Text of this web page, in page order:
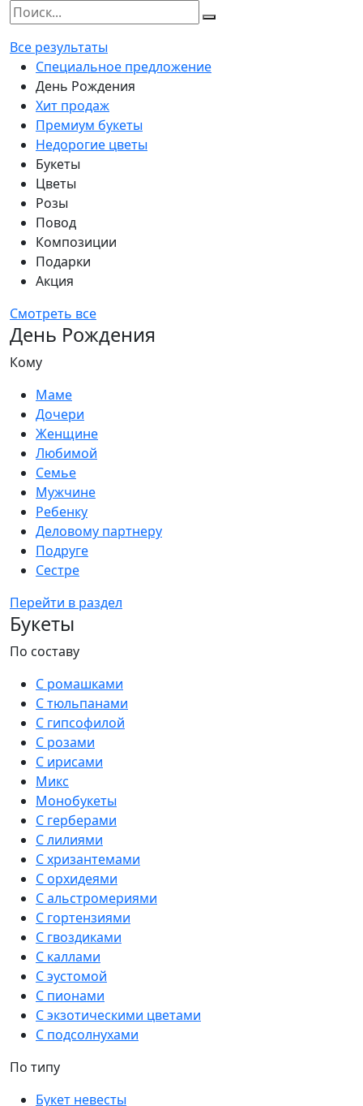
Все результаты
Специальное предложение
День Рождения
Хит продаж
Премиум букеты
Недорогие цветы
Букеты
Цветы
Розы
Повод
Композиции
Подарки
Акция
Смотреть все
День Рождения
Кому
Маме
Дочери
Женщине
Любимой
Семье
Мужчине
Ребенку
Деловому партнеру
Подруге
Сестре
Перейти в раздел
Букеты
По составу
С ромашками
С тюльпанами
С гипсофилой
С розами
С ирисами
Микс
Монобукеты
С герберами
С лилиями
С хризантемами
С орхидеями
С альстромериями
С гортензиями
С гвоздиками
С каллами
С эустомой
С пионами
С экзотическими цветами
С подсолнухами
По типу
Букет невесты